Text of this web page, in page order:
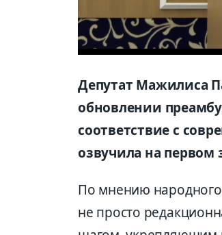
Депутат Мажилиса
обновлении
соответствие с
озвучила на первом
По мнению народного
не просто